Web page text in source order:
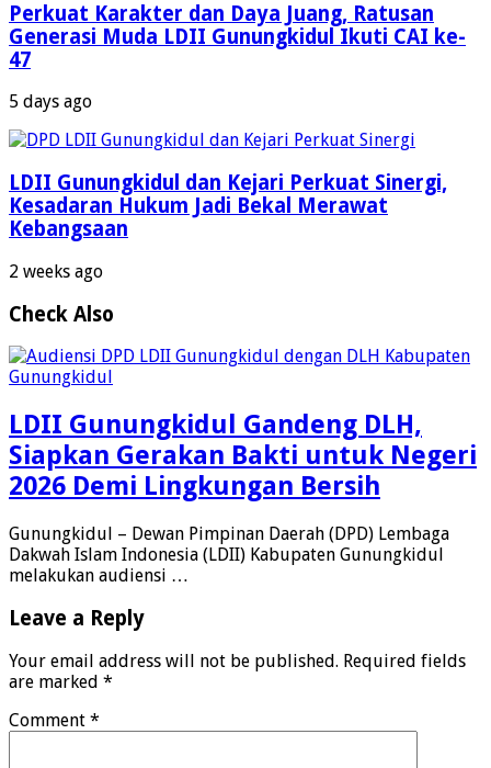
Perkuat Karakter dan Daya Juang, Ratusan
Generasi Muda LDII Gunungkidul Ikuti CAI ke-
47
5 days ago
LDII Gunungkidul dan Kejari Perkuat Sinergi,
Kesadaran Hukum Jadi Bekal Merawat
Kebangsaan
2 weeks ago
Check Also
LDII Gunungkidul Gandeng DLH,
Siapkan Gerakan Bakti untuk Negeri
2026 Demi Lingkungan Bersih
Gunungkidul – Dewan Pimpinan Daerah (DPD) Lembaga
Dakwah Islam Indonesia (LDII) Kabupaten Gunungkidul
melakukan audiensi …
Leave a Reply
Your email address will not be published. Required fields
are marked *
Comment *